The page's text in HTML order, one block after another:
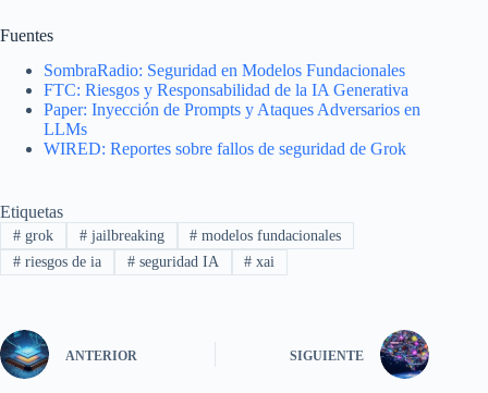
Fuentes
SombraRadio: Seguridad en Modelos Fundacionales
FTC: Riesgos y Responsabilidad de la IA Generativa
Paper: Inyección de Prompts y Ataques Adversarios en
LLMs
WIRED: Reportes sobre fallos de seguridad de Grok
Etiquetas
#grok #jailbreaking # modelos fundacionales
#riesgos de ia #seguridad IA # xai
ANTERIOR SIGUIENTE